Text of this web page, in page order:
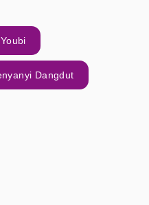
Dangdut